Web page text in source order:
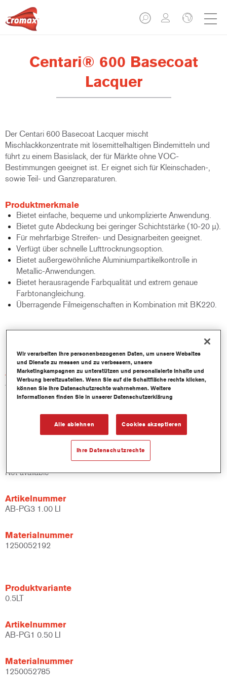
Centari® 600 Basecoat
Lacquer
Der Centari 600 Basecoat Lacquer mischt
Mischlackkonzentrate mit lösemittelhaltigen Bindemitteln und
führt zu einem Basislack, der für Märkte ohne VOC-
Bestimmungen geeignet ist. Er eignet sich für Kleinschaden-,
sowie Teil- und Ganzreparaturen.
Produktmerkmale
Bietet einfache, bequeme und unkomplizierte Anwendung.
Bietet gute Abdeckung bei geringer Schichtstärke (10-20 µ).
Für mehrfarbige Streifen- und Designarbeiten geeignet.
Verfügt über schnelle Lufttrocknungsoption.
Bietet außergewöhnliche Aluminiumpartikelkontrolle in
Metallic-Anwendungen.
Bietet herausragende Farbqualität und extrem genaue
Farbtonangleichung.
Überragende Filmeigenschaften in Kombination mit BK220.
Artikelnummer
AB-PG1 1.00 LI
Produktvariante
Not available
Artikelnummer
AB-PG3 1.00 LI
Materialnummer
1250052192
Produktvariante
0.5LT
Artikelnummer
AB-PG1 0.50 LI
Materialnummer
1250052785
Wir verarbeiten Ihre personenbezogenen Daten, um unsere Websites
und Dienste zu messen und zu verbessern, unsere
Marketingkampagnen zu unterstützen und personalisierte Inhalte und
Werbung bereitzustellen. Wenn Sie auf die Schaltfläche rechts klicken,
können Sie Ihre Datenschutzrechte wahrnehmen. Weitere
Informationen finden Sie in unserer Datenschutzerklärung
Alle ablehnen Cookies akzeptieren
Ihre Datenschutzrechte